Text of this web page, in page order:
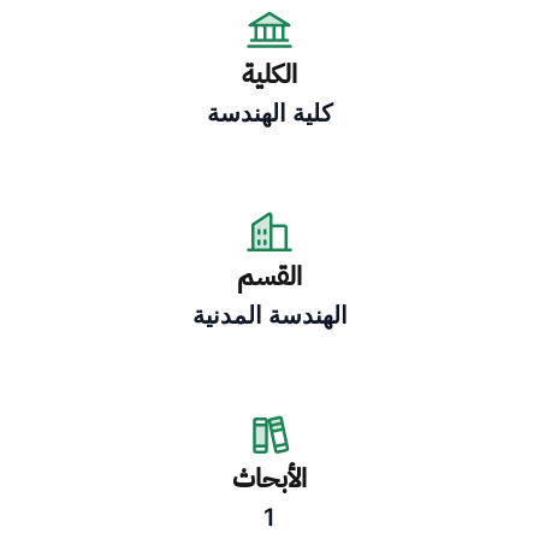
الكلية
كلية الهندسة
القسم
الهندسة المدنية
الأبحاث
1